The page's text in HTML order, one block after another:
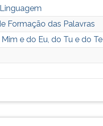
Formação das Palavras
e do Eu, do Tu e do Te